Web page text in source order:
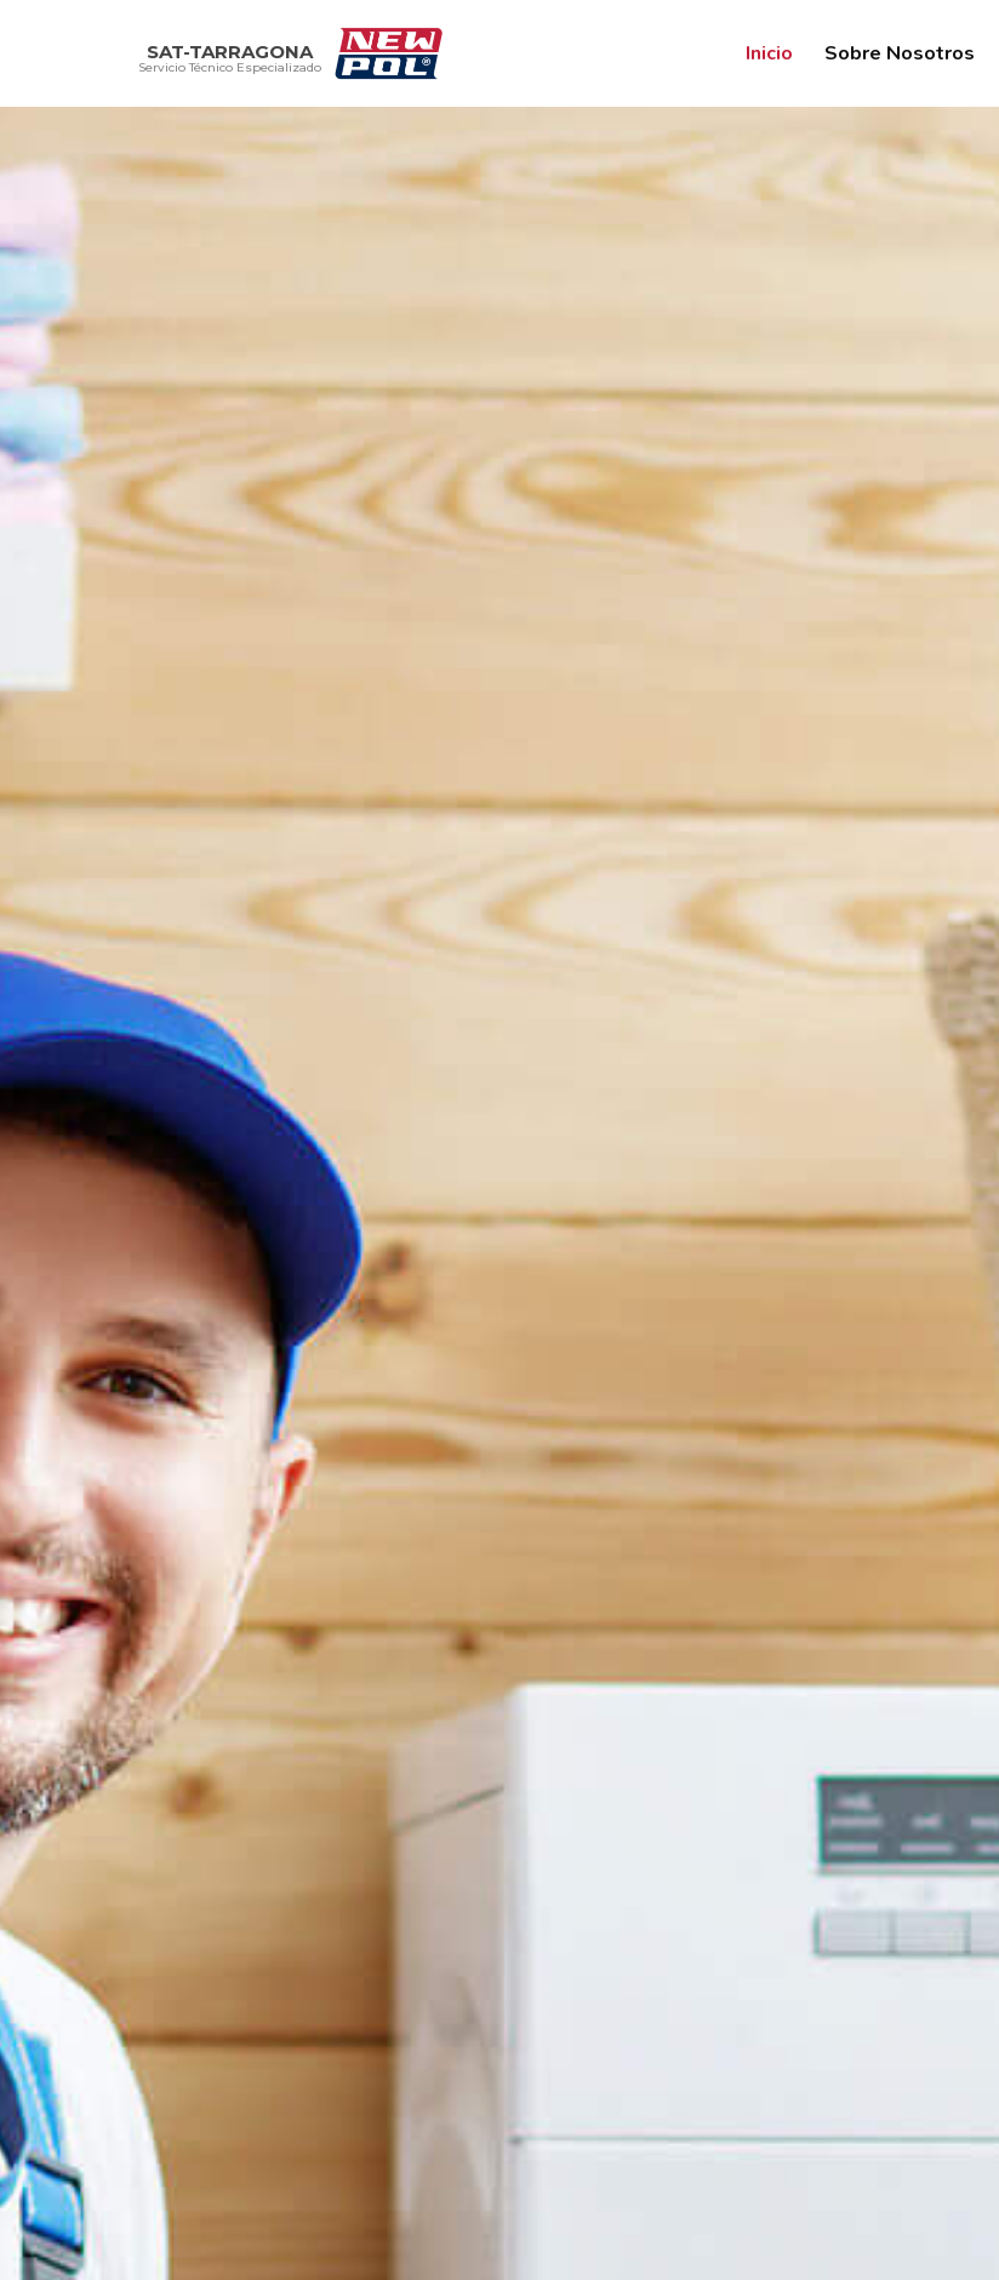
SAT-TARRAGONA
Servicio Técnico Especializado Inicio Sobre Nosotros